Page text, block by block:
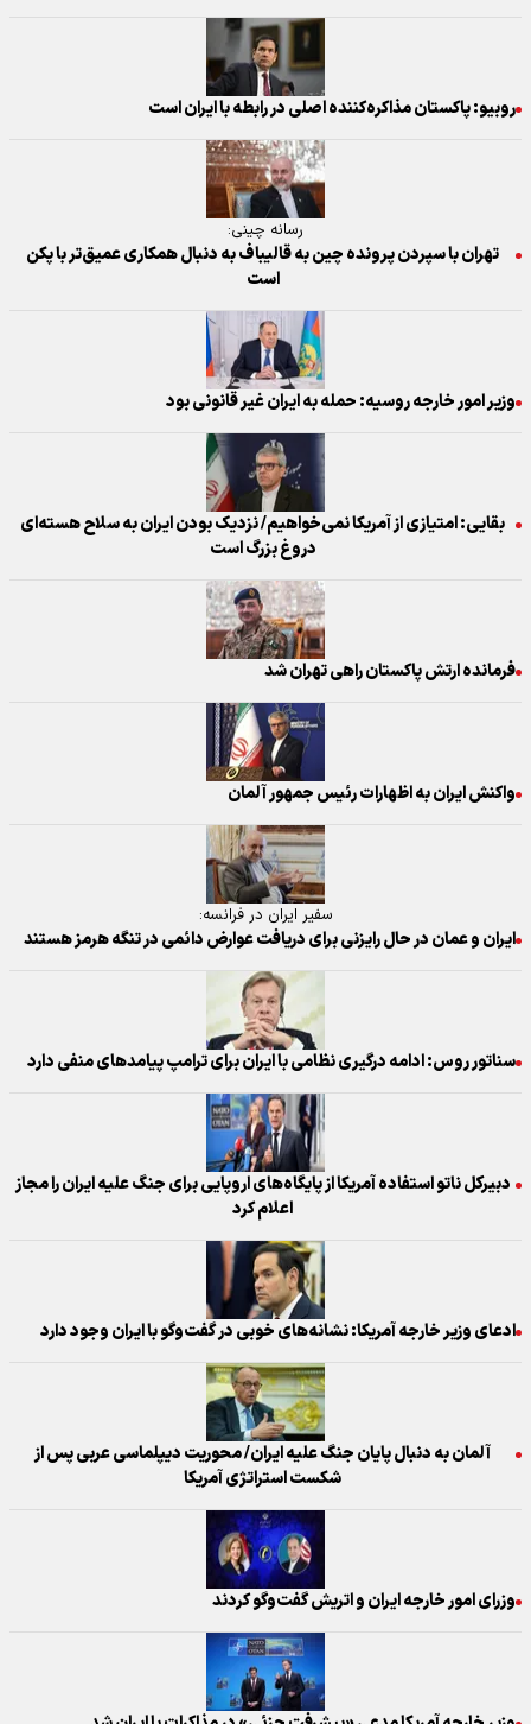
روبیو: پاکستان مذاکره‌کننده اصلی در رابطه با ایران است
رسانه چینی:
تهران با سپردن پرونده چین به قالیباف به دنبال همکاری عمیق‌تر با پکن
است
وزیر امور خارجه روسیه: حمله به ایران غیر قانونی بود
بقایی: امتیازی از آمریکا نمی‌خواهیم/ نزدیک بودن ایران به سلاح هسته‌ای
دروغ بزرگ است
فرمانده ارتش پاکستان راهی تهران شد
واکنش ایران به اظهارات رئیس جمهور آلمان
سفیر ایران در فرانسه:
ایران و عمان در حال رایزنی برای دریافت عوارض دائمی در تنگه هرمز هستند
سناتور روس: ادامه درگیری نظامی با ایران برای ترامپ پیامدهای منفی دارد
دبیرکل ناتو استفاده آمریکا از پایگاه‌های اروپایی برای جنگ علیه ایران را مجاز
اعلام کرد
ادعای وزیر خارجه آمریکا: نشانه‌های خوبی در گفت‌وگو با ایران وجود دارد
آلمان به دنبال پایان جنگ علیه ایران/ محوریت دیپلماسی عربی پس از
شکست استراتژی آمریکا
وزرای امور خارجه ایران و اتریش گفت‌وگو کردند